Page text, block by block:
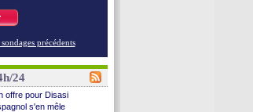
précédents
24
offre pour Disasi
s'en mêle